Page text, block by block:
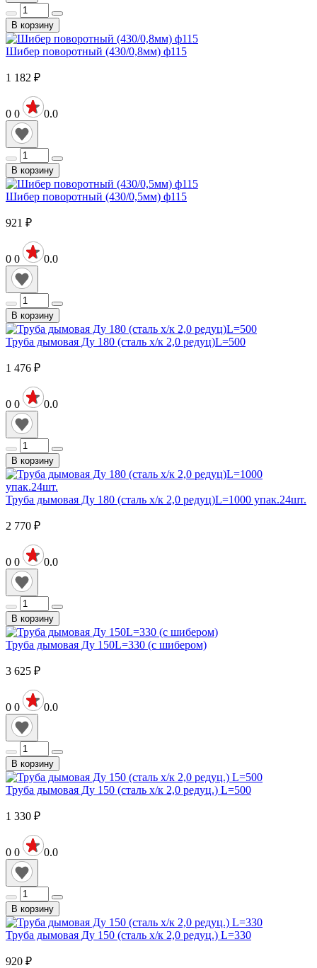
В корзину
Шибер поворотный (430/0,8мм) ф115
1 182 ₽
0 0 0.0
В корзину
Шибер поворотный (430/0,5мм) ф115
921 ₽
0 0 0.0
В корзину
Труба дымовая Ду 180 (сталь х/к 2,0 редуц)L=500
1 476 ₽
0 0 0.0
В корзину
Труба дымовая Ду 180 (сталь х/к 2,0 редуц)L=1000 упак.24шт.
2 770 ₽
0 0 0.0
В корзину
Труба дымовая Ду 150L=330 (с шибером)
3 625 ₽
0 0 0.0
В корзину
Труба дымовая Ду 150 (сталь х/к 2,0 редуц.) L=500
1 330 ₽
0 0 0.0
В корзину
Труба дымовая Ду 150 (сталь х/к 2,0 редуц.) L=330
920 ₽